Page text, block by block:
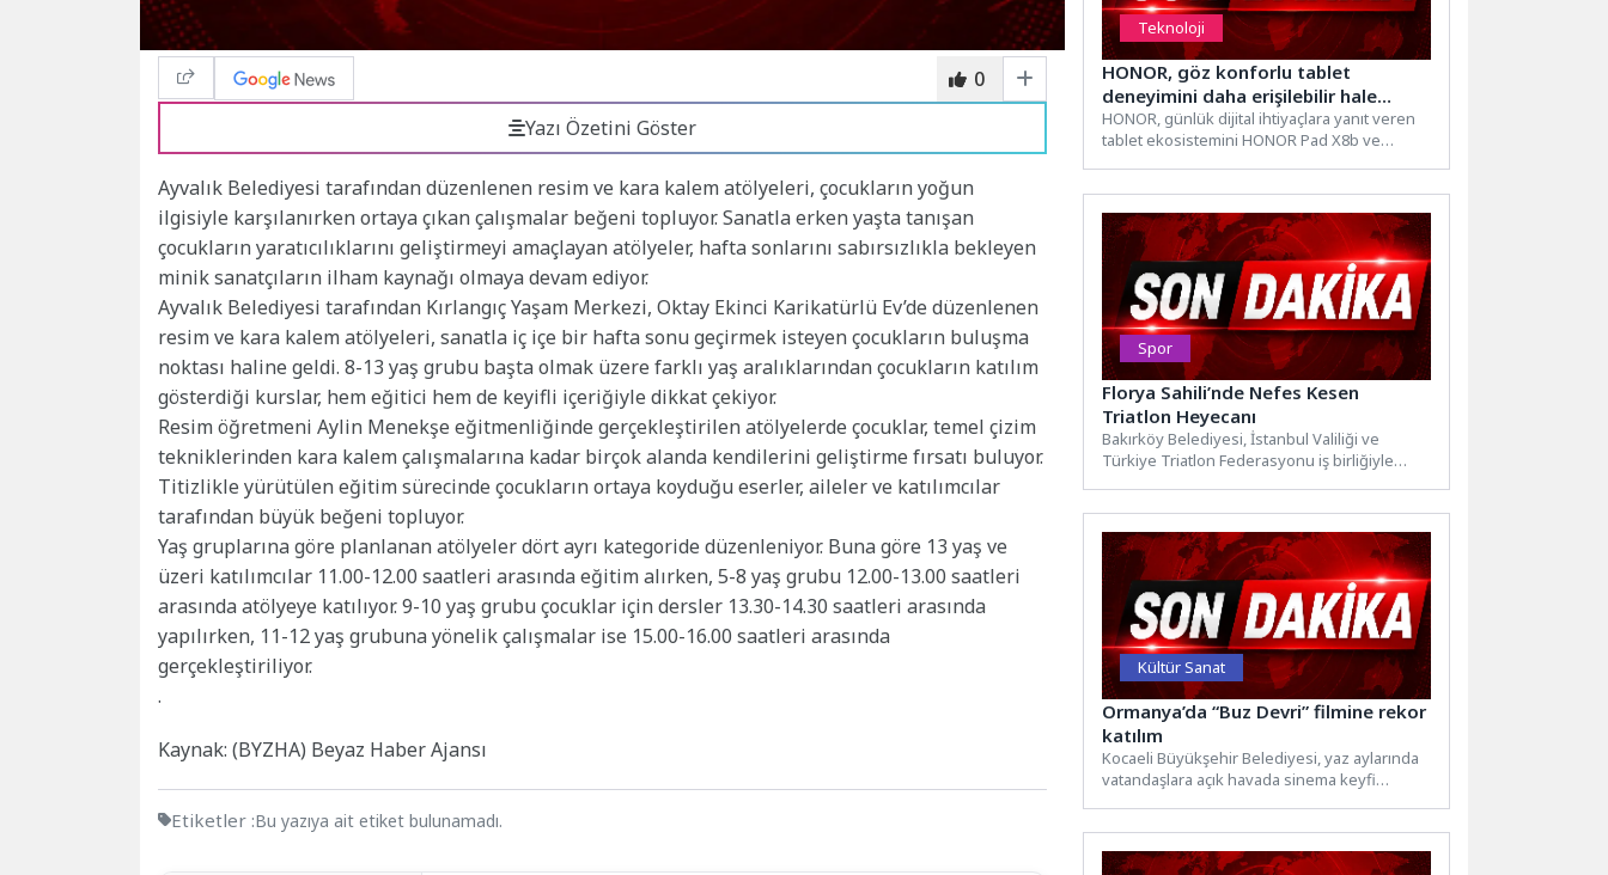
0
Yazı Özetini Göster
Ayvalık Belediyesi tarafından düzenlenen resim ve kara kalem atölyeleri, çocukların yoğun
ilgisiyle karşılanırken ortaya çıkan çalışmalar beğeni topluyor. Sanatla erken yaşta tanışan
çocukların yaratıcılıklarını geliştirmeyi amaçlayan atölyeler, hafta sonlarını sabırsızlıkla bekleyen
minik sanatçıların ilham kaynağı olmaya devam ediyor.
Ayvalık Belediyesi tarafından Kırlangıç Yaşam Merkezi, Oktay Ekinci Karikatürlü Ev’de düzenlenen
resim ve kara kalem atölyeleri, sanatla iç içe bir hafta sonu geçirmek isteyen çocukların buluşma
noktası haline geldi. 8-13 yaş grubu başta olmak üzere farklı yaş aralıklarından çocukların katılım
gösterdiği kurslar, hem eğitici hem de keyifli içeriğiyle dikkat çekiyor.
Resim öğretmeni Aylin Menekşe eğitmenliğinde gerçekleştirilen atölyelerde çocuklar, temel çizim
tekniklerinden kara kalem çalışmalarına kadar birçok alanda kendilerini geliştirme fırsatı buluyor.
Titizlikle yürütülen eğitim sürecinde çocukların ortaya koyduğu eserler, aileler ve katılımcılar
tarafından büyük beğeni topluyor.
Yaş gruplarına göre planlanan atölyeler dört ayrı kategoride düzenleniyor. Buna göre 13 yaş ve
üzeri katılımcılar 11.00-12.00 saatleri arasında eğitim alırken, 5-8 yaş grubu 12.00-13.00 saatleri
arasında atölyeye katılıyor. 9-10 yaş grubu çocuklar için dersler 13.30-14.30 saatleri arasında
yapılırken, 11-12 yaş grubuna yönelik çalışmalar ise 15.00-16.00 saatleri arasında
gerçekleştiriliyor.
.
Kaynak: (BYZHA) Beyaz Haber Ajansı
Etiketler :Bu yazıya ait etiket bulunamadı.
Teknoloji
HONOR, göz konforlu tablet
deneyimini daha erişilebilir hale
getiriyor
HONOR, günlük dijital ihtiyaçlara yanıt veren
tablet ekosistemini HONOR Pad X8b ve
Spor
Florya Sahili’nde Nefes Kesen
Triatlon Heyecanı
Bakırköy Belediyesi, İstanbul Valiliği ve
Türkiye Triatlon Federasyonu iş birliğiyle
Kültür Sanat
Ormanya’da “Buz Devri” filmine rekor
katılım
Kocaeli Büyükşehir Belediyesi, yaz aylarında
vatandaşlara açık havada sinema keyfi